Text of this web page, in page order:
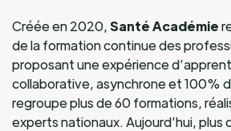
Créée en 2020,Santé Académie
de la formation continue des
proposant une expérience
collaborative, asynchrone et 100%
regroupe plus de 60 formations,
experts nationaux. Aujourd’hui, plus